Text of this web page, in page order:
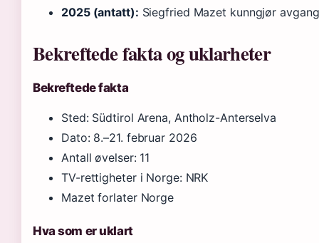
2025 (antatt): Siegfried Mazet kunngjør avgang
Bekreftede fakta og uklarheter
Bekreftede fakta
Sted: Südtirol Arena, Antholz-Anterselva
Dato: 8.–21. februar 2026
Antall øvelser: 11
TV-rettigheter i Norge: NRK
Mazet forlater Norge
Hva som er uklart